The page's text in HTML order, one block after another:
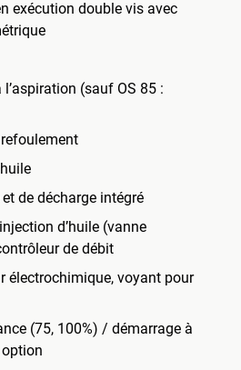
exécution double vis avec
(sauf OS 85 :
de décharge intégré
d’huile (vanne
de débit
électrochimique, voyant pour
(75, 100%) / démarrage à